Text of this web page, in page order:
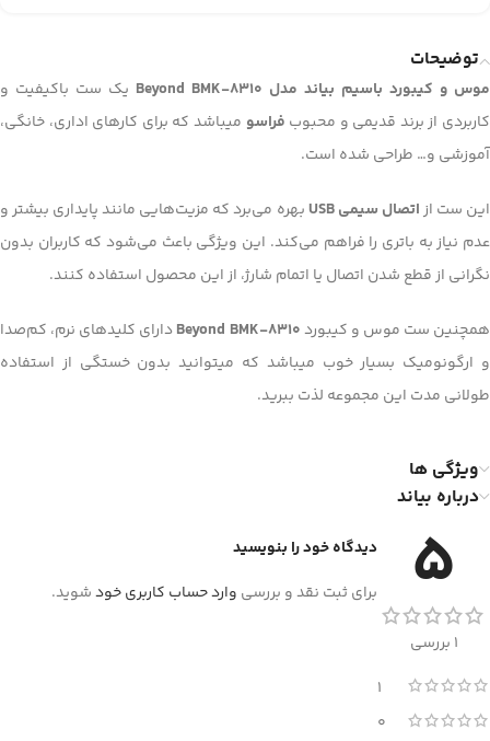
توضیحات
موس و کیبورد باسیم بیاند مدل Beyond BMK-8310
یک ست باکیفیت و
کاربردی از برند قدیمی و محبوب فراسو میباشد که برای کارهای اداری، خانگی،
آموزشی و… طراحی شده است.
این ست ازاتصال سیمی USB
بهره می‌برد که مزیت‌هایی مانند پایداری بیشتر و
عدم نیاز به باتری را فراهم می‌کند. این ویژگی باعث می‌شود که کاربران بدون
نگرانی از قطع شدن اتصال یا اتمام شارژ، از این محصول استفاده کنند.
همچنین ست موس و کیبوردBeyond BMK-8310دارای کلیدهای نرم، کم‌صدا
و ارگونومیک بسیار خوب میباشد که میتوانید بدون خستگی از استفاده
طولانی مدت این مجموعه لذت ببرید.
ویژگی ها
درباره بیاند
5
1 بررسی
1
0
دیدگاه خود را بنویسید
برای ثبت نقد و بررسی وارد حساب کاربری خودشوید.